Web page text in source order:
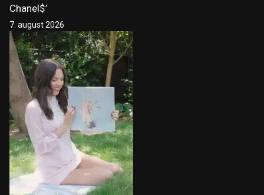
Chanel$’
7. august 2026